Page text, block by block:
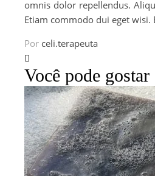
omnis dolor repellendus.
Etiam commodo dui eget
Por celi.terapeuta
Você pode gostar